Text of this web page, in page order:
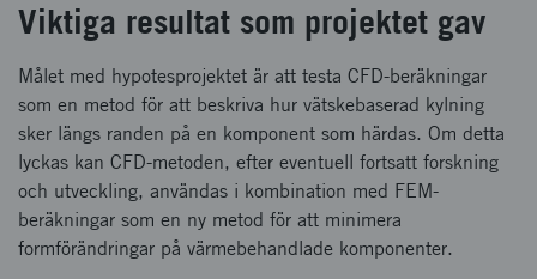
Viktiga resultat som projektet gav
Målet med hypotesprojektet är att testa CFD-beräkningar
som en metod för att beskriva hur vätskebaserad kylning
sker längs randen på en komponent som härdas. Om detta
lyckas kan CFD-metoden, efter eventuell fortsatt forskning
och utveckling, användas i kombination med FEM-
beräkningar som en ny metod för att minimera
formförändringar på värmebehandlade komponenter.